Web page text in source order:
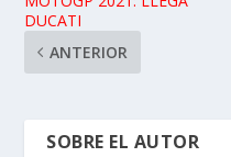
DUCATI
ANTERIOR
SOBRE EL AUTOR